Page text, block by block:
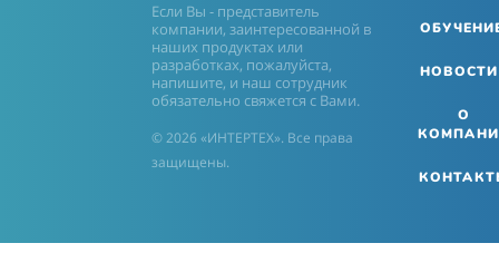
Если Вы - представитель
компании, заинтересованной в
наших продуктах или
разработках, пожалуйста,
напишите, и наш сотрудник
обязательно свяжется с Вами.
© 2026 «ИНТЕРТЕХ». Все права
защищены.
НОВОСТИ
О